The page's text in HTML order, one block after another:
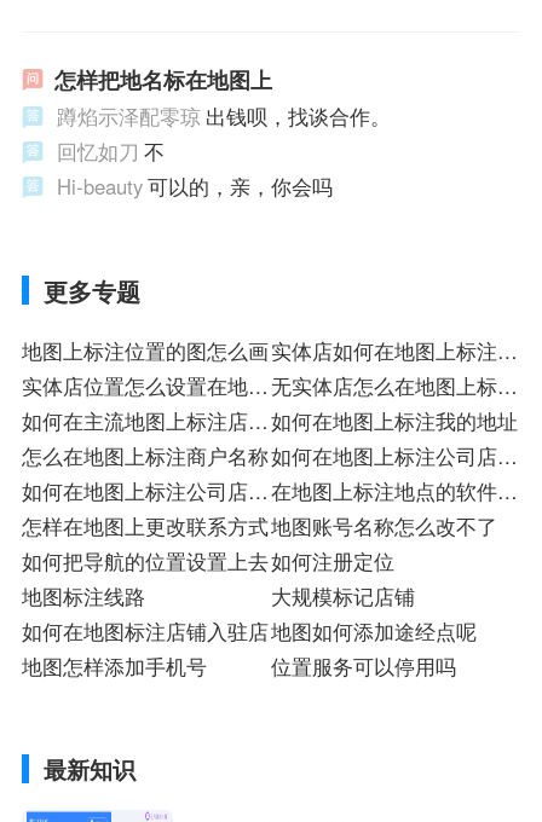
怎样把地名标在地图上
蹲焰示泽配零琼 出钱呗，找谈合作。
回忆如刀 不
Hi-beauty可以的，亲，你会吗
更多专题
地图上标注位置的图怎么画实体店如何在地图上标注位
置
实体店位置怎么设置在地图
上标
无实体店怎么在地图上标注
店
如何在主流地图上标注店铺
入驻店
如何在地图上标注我的地址
怎么在地图上标注商户名称如何在地图上标注公司店铺
注册
如何在地图上标注公司店铺
入驻店
在地图上标注地点的软件注
册
怎样在地图上更改联系方式地图账号名称怎么改不了
如何把导航的位置设置上去如何注册定位
地图标注线路
大规模标记店铺
如何在地图标注店铺入驻店地图如何添加途经点呢
地图怎样添加手机号
位置服务可以停用吗
最新知识